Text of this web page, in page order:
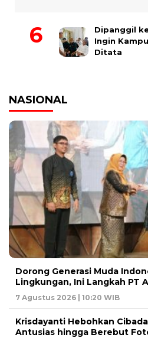
Dipanggil
Ingin
Ditata
NASIONAL
Dorong Generasi Muda
Lingkungan, Ini Langkah PT
7 Agustus 2026 | 10:20 WIB
Krisdayanti Hebohkan
Antusias hingga Berebut